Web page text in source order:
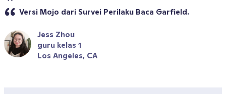
Versi Mojo dari Survei Perilaku Baca Garfield.
Jess Zhou
guru kelas 1
Los Angeles, CA